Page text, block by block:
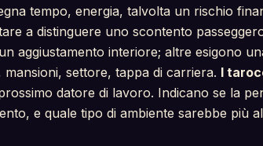
tempo, energia, talvolta un rischio
a distinguere uno scontento
aggiustamento interiore; altre esigono
mansioni, settore, tappa di carriera. I
datore di lavoro. Indicano se la
e quale tipo di ambiente sarebbe più